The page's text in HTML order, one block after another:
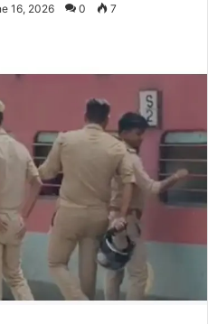
16, 2026 0 7